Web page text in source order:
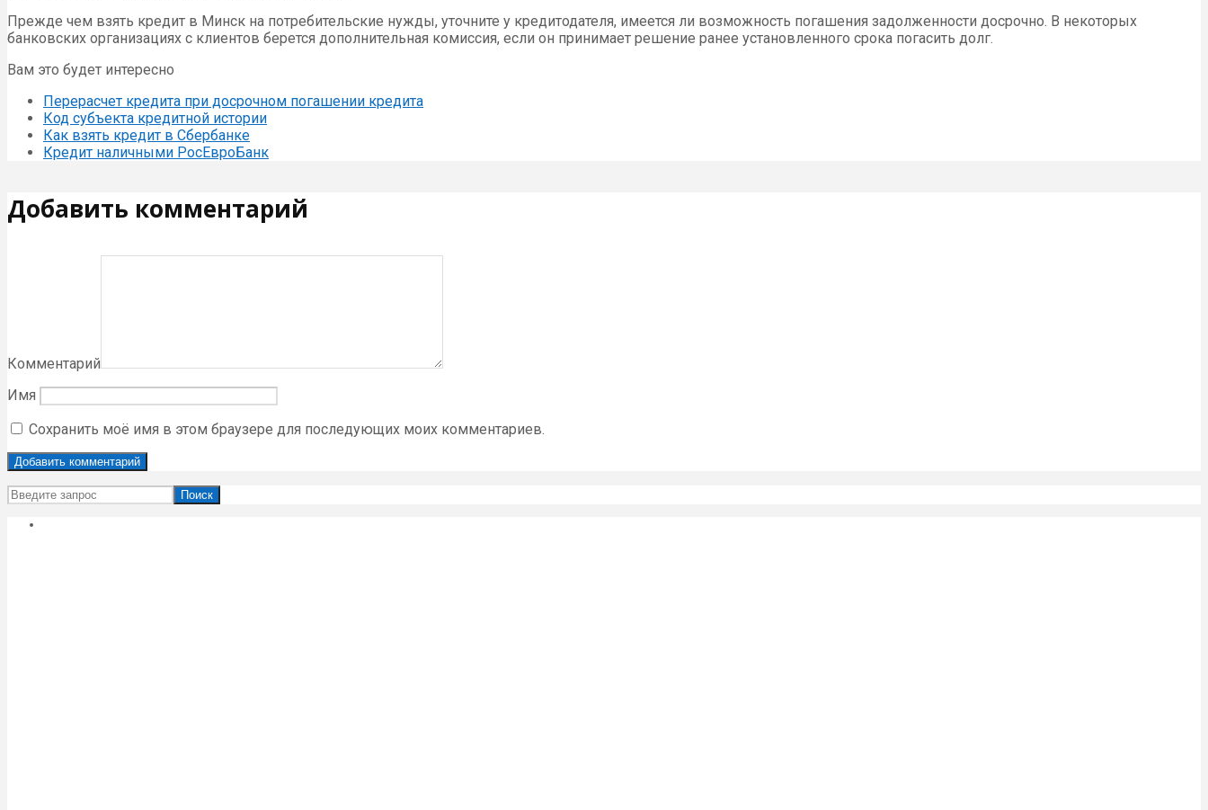
Прежде чем взять кредит в Минск на потребительские нужды, уточните у кредитодателя, имеется ли возможность погашения задолженности досрочно. В некоторых
банковских организациях с клиентов берется дополнительная комиссия, если он принимает решение ранее установленного срока погасить долг.
Вам это будет интересно
Перерасчет кредита при досрочном погашении кредита
Код субъекта кредитной истории
Как взять кредит в Сбербанке
Кредит наличными РосЕвроБанк
Добавить комментарий
Комментарий
Имя
Сохранить моё имя в этом браузере для последующих моих комментариев.
Поиск